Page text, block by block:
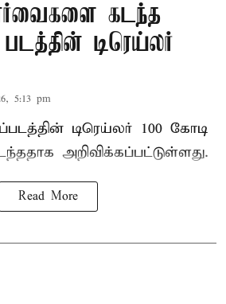
கடந்த
டிரெய்லர்
5:13 pm
டிரெய்லர் 100 கோடி
அறிவிக்கப்பட்டுள்ளது.
Read More